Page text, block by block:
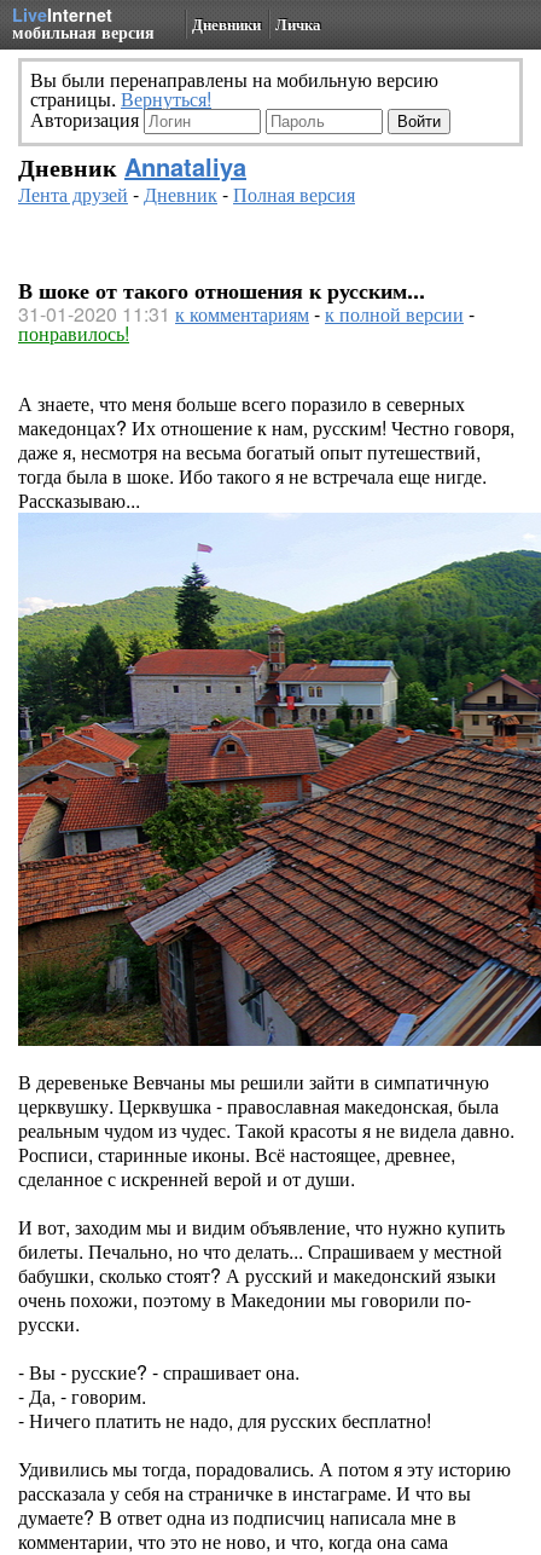
LiveInternet
мобильная версия Дневники Личка
Вы были перенаправлены на мобильную версию
страницы. Вернуться!
Авторизация
Дневник Annataliya
Лента друзей -Дневник-Полная версия
В шоке от такого отношения к русским...
31-01-2020 11:31 к комментариям-к полной версии -
понравилось!
А знаете, что меня больше всего поразило в северных
македонцах? Их отношение к нам, русским! Честно говоря,
даже я, несмотря на весьма богатый опыт путешествий,
тогда была в шоке. Ибо такого я не встречала еще нигде.
Рассказываю...
В деревеньке Вевчаны мы решили зайти в симпатичную
церквушку. Церквушка - православная македонская, была
реальным чудом из чудес. Такой красоты я не видела давно.
Росписи, старинные иконы. Всё настоящее, древнее,
сделанное с искренней верой и от души.
И вот, заходим мы и видим объявление, что нужно купить
билеты. Печально, но что делать... Спрашиваем у местной
бабушки, сколько стоят? А русский и македонский языки
очень похожи, поэтому в Македонии мы говорили по-
русски.
- Вы - русские? - спрашивает она.
- Да, - говорим.
- Ничего платить не надо, для русских бесплатно!
Удивились мы тогда, порадовались. А потом я эту историю
рассказала у себя на страничке в инстаграме. И что вы
думаете? В ответ одна из подписчиц написала мне в
комментарии, что это не ново, и что, когда она сама